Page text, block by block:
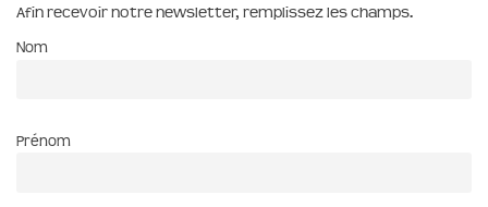
Afin recevoir notre newsletter, remplissez les champs.
Nom
Prénom